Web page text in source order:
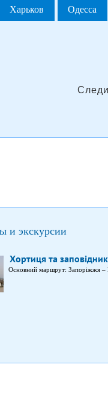
Харьков Одесса
и экскурсии
Хортиця та
Основний маршрут: Запоріжжя